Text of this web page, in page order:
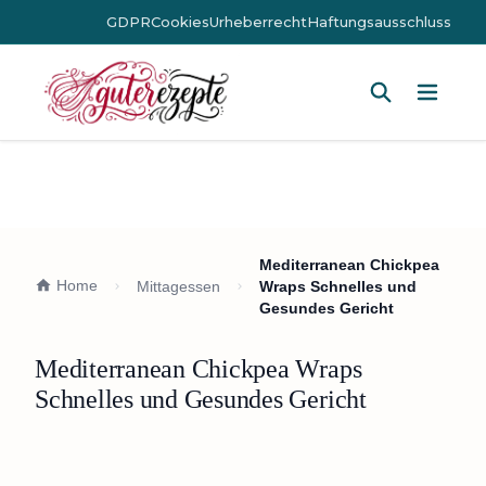
GDPRCookiesUrheberrechtHaftungsausschluss
Home Mittagessen
Mediterranean Chickpea
Wraps Schnelles und
Gesundes Gericht
Mediterranean Chickpea Wraps
Schnelles und Gesundes Gericht